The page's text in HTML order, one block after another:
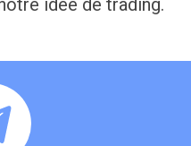
idée de trading.